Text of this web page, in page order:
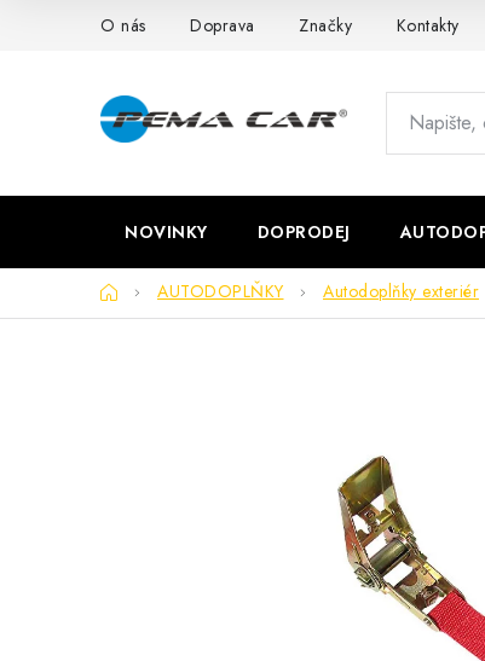
O nás Doprava Značky Kontakty
NOVINKY DOPRODEJ
DomůAUTODOPLŇKY Autodoplňky exteriér